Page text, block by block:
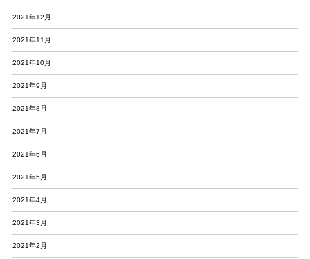
2021年12月
2021年11月
2021年10月
2021年9月
2021年8月
2021年7月
2021年6月
2021年5月
2021年4月
2021年3月
2021年2月